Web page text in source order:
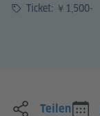
PreisTicket: ￥1,500-
Teilen